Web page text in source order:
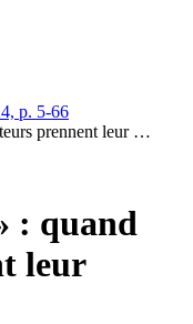
p. 5-66
prennent leur …
: quand
leur